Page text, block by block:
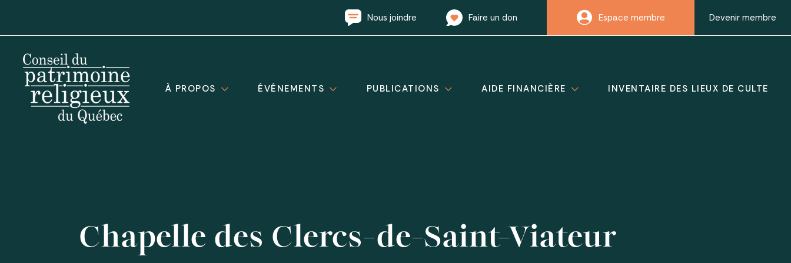
Nous joindre Faire un don Espace membre Devenir membre
À PROPOS ÉVÉNEMENTS PUBLICATIONS AIDE FINANCIÈRE INVENTAIRE DES LIEUX DE CULTE
Chapelle des Clercs-de-Saint-Viateur